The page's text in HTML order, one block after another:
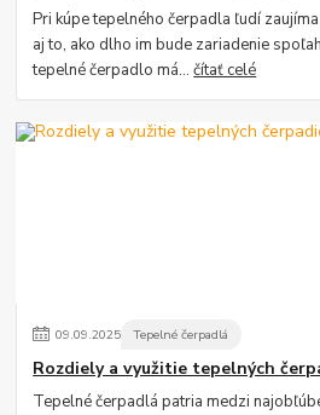
Pri kúpe tepelného čerpadla ľudí
aj to, ako dlho im bude zariadenie
tepelné čerpadlo má...čítať celé
09.09.2025 Tepelné čerpadlá
Rozdiely a využitie tepelných
Tepelné čerpadlá patria medzi